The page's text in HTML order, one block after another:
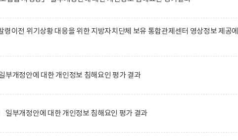
령이전 위기상황 대응을 위한 지방자치단체 보유 통합관제센터 영상정보 제공에
부개정안에 대한 개인정보 침해요인 평가 결과
일부개정안에 대한 개인정보 침해요인 평가 결과